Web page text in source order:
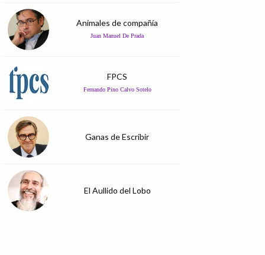
Animales de compañía
Juan Manuel De Prada
FPCS
Fernando Pino Calvo Sotelo
Ganas de Escribir
El Aullido del Lobo